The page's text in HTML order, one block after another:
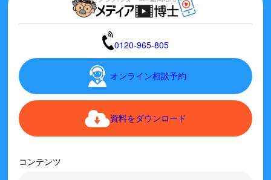
0120-965-805
オンライン相談予約
資料をダウンロード
コンテンツ